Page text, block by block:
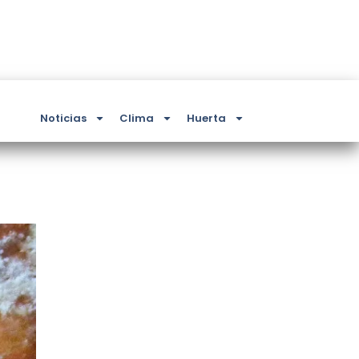
Noticias Clima Huerta